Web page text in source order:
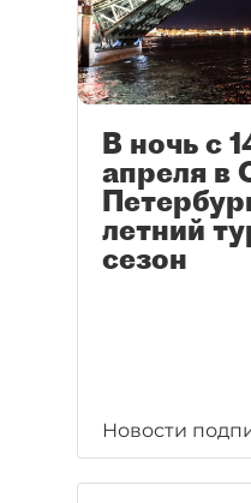
В ночь с
апреля в
летний
сезон
Новости